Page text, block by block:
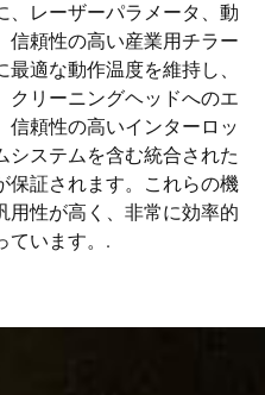
、レーザーパラメータ、動
信頼性の高い産業用チラー
適な動作温度を維持し、
クリーニングヘッドへのエ
信頼性の高いインターロッ
システムを含む統合された
保証されます。これらの機
用性が高く、非常に効率的
ています。.